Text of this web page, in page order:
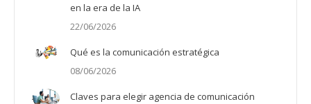
en la era de la IA
22/06/2026
Qué es la comunicación estratégica
08/06/2026
Claves para elegir agencia de comunicación